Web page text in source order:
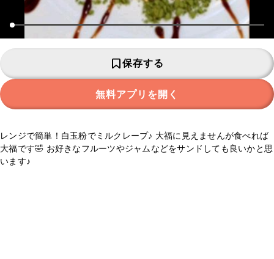
保存する
無料アプリを開く
レンジで簡単！白玉粉でミルクレープ♪ 大福に見えませんが食べれば
大福です🤣 お好きなフルーツやジャムなどをサンドしても良いかと思
います♪